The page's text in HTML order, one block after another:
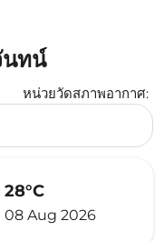
นทน์
หน่วยวัดสภาพอากาศ:
28°C
08 Aug 2026